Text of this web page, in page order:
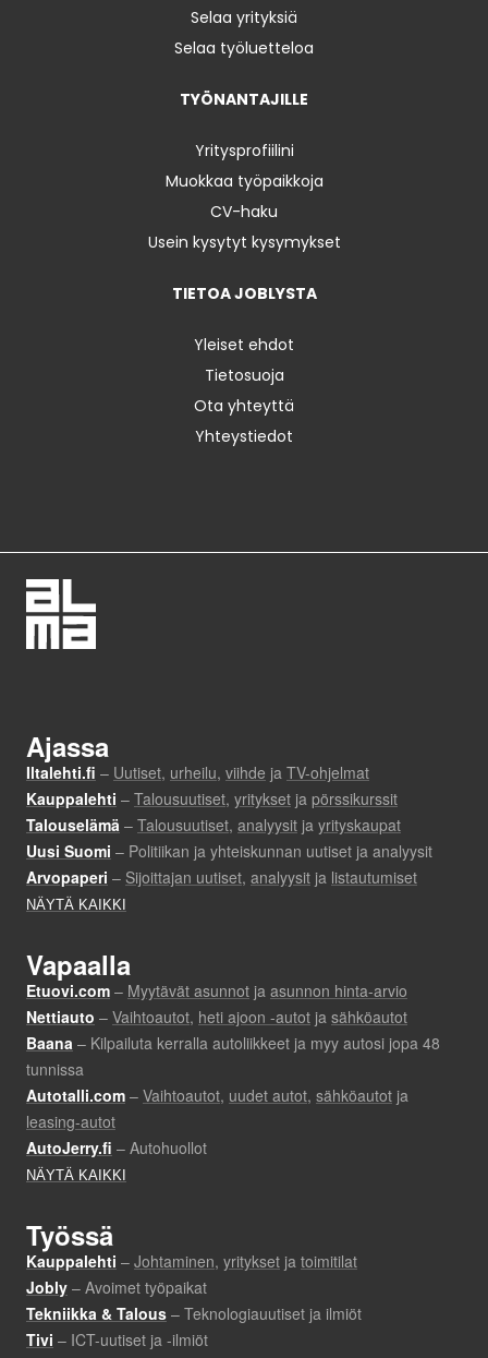
Selaa yrityksiä
Selaa työluetteloa
TYÖNANTAJILLE
Yritysprofiilini
Muokkaa työpaikkoja
CV-haku
Usein kysytyt kysymykset
TIETOA JOBLYSTA
Yleiset ehdot
Tietosuoja
Ota yhteyttä
Yhteystiedot